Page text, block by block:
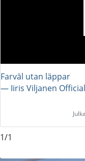
Farväl utan läppar
― Iiris Viljanen Official
1/1